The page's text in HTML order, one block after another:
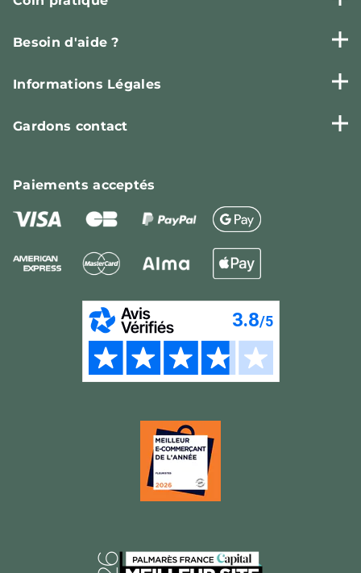
Besoin d'aide ?
Informations Légales
Gardons contact
Paiementsacceptés